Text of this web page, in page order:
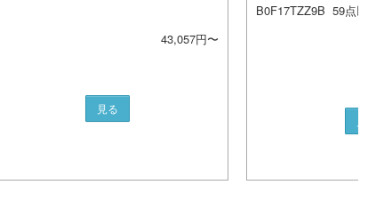
43,057円〜
見る
B0F17TZZ9B 59点以